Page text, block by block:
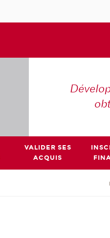
VALIDER SES
ACQUIS